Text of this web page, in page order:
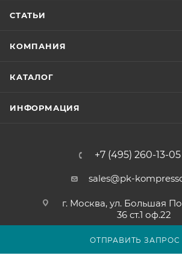
ОТПРАВИТЬ ЗАПРОС
СТАТЬИ
КОМПАНИЯ
КАТАЛОГ
ИНФОРМАЦИЯ
+7 (495) 260-13-05
sales@pk-
г. Москва, ул. Большая
36 ст.1 оф.22